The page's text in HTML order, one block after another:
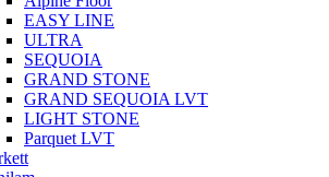
EASY LINE
ULTRA
SEQUOIA
GRAND STONE
GRAND SEQUOIA LVT
LIGHT STONE
Parquet LVT